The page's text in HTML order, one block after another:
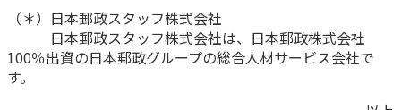
保険かんたん診断
これからのライフイベントでかかる費用とは？
日本郵政グループとしての取り組み
採用情報
English
（＊）日本郵政スタッフ株式会社
日本郵政スタッフ株式会社は、日本郵政株式会社
100％出資の日本郵政グループの総合人材サービス会社で
す。